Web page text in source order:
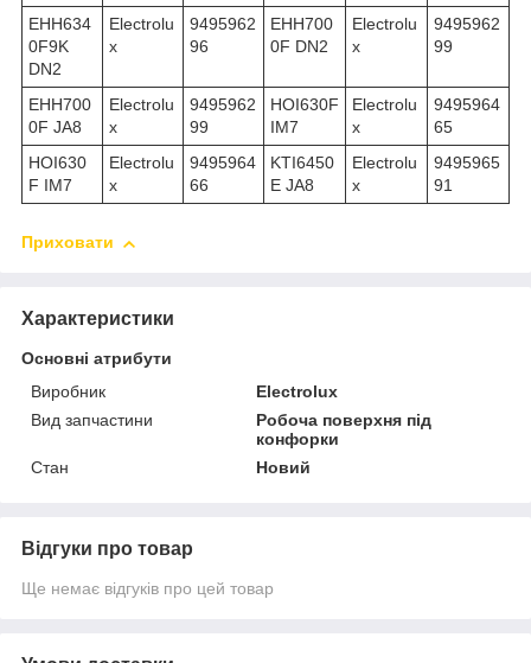
EHH634
0F9K
DN2
Electrolu
x
9495962
96
EHH700
0F DN2
Electrolu
x
9495962
99
EHH700
0F JA8
Electrolu
x
9495962
99
HOI630F
IM7
Electrolu
x
9495964
65
HOI630
F IM7
Electrolu
x
9495964
66
KTI6450
E JA8
Electrolu
x
9495965
91
Приховати
Характеристики
Основні атрибути
Виробник
Electrolux
Вид запчастини
Робоча поверхня під
конфорки
Стан
Новий
Відгуки про товар
Ще немає відгуків про цей товар